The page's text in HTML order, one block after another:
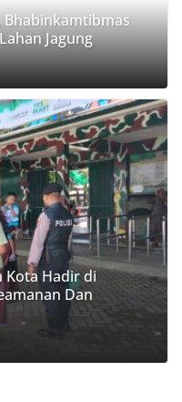
Bhabinkamtibmas
Jagung
Kota Hadir di
Dan